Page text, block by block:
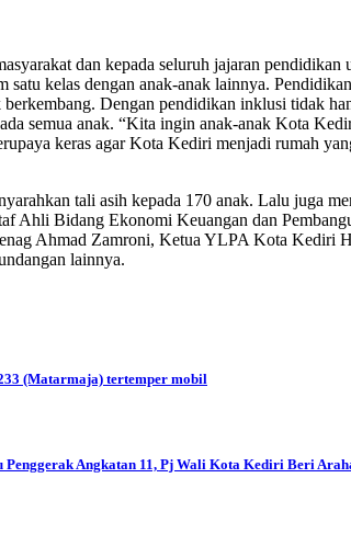
dan kepada seluruh jajaran
satu kelas dengan anak-anak lainnya.
Dengan pendidikan inklusi tidak
semua anak. “Kita ingin anak-anak Kota
keras agar Kota Kediri menjadi rumah
tali asih kepada 170 anak. Lalu juga
Ahli Bidang Ekonomi Keuangan dan
Ahmad Zamroni, Ketua YLPA Kota Kediri
lainnya.
(Matarmaja) tertemper mobil
Angkatan 11, Pj Wali Kota Kediri Beri